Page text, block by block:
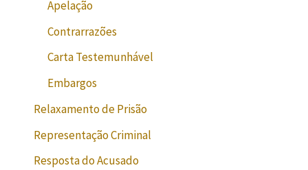
Apelação
Contrarrazões
Carta Testemunhável
Embargos
Relaxamento de Prisão
Representação Criminal
Resposta do Acusado